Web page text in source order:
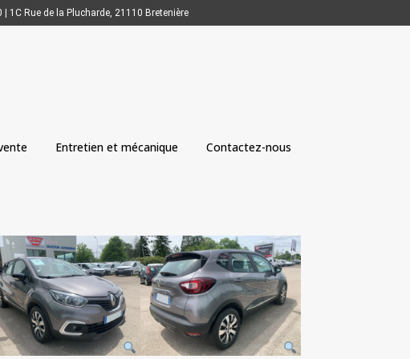
1C Rue de la Plucharde, 21110 Bretenière
Entretien et mécanique Contactez-nous